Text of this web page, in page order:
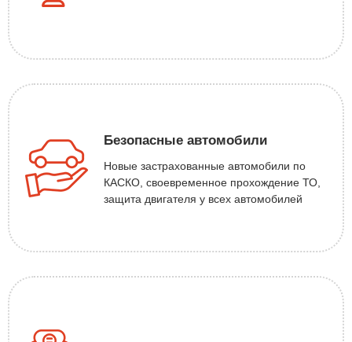
Безопасные автомобили
Новые застрахованные автомобили по
КАСКО, своевременное прохождение ТО,
защита двигателя у всех автомобилей